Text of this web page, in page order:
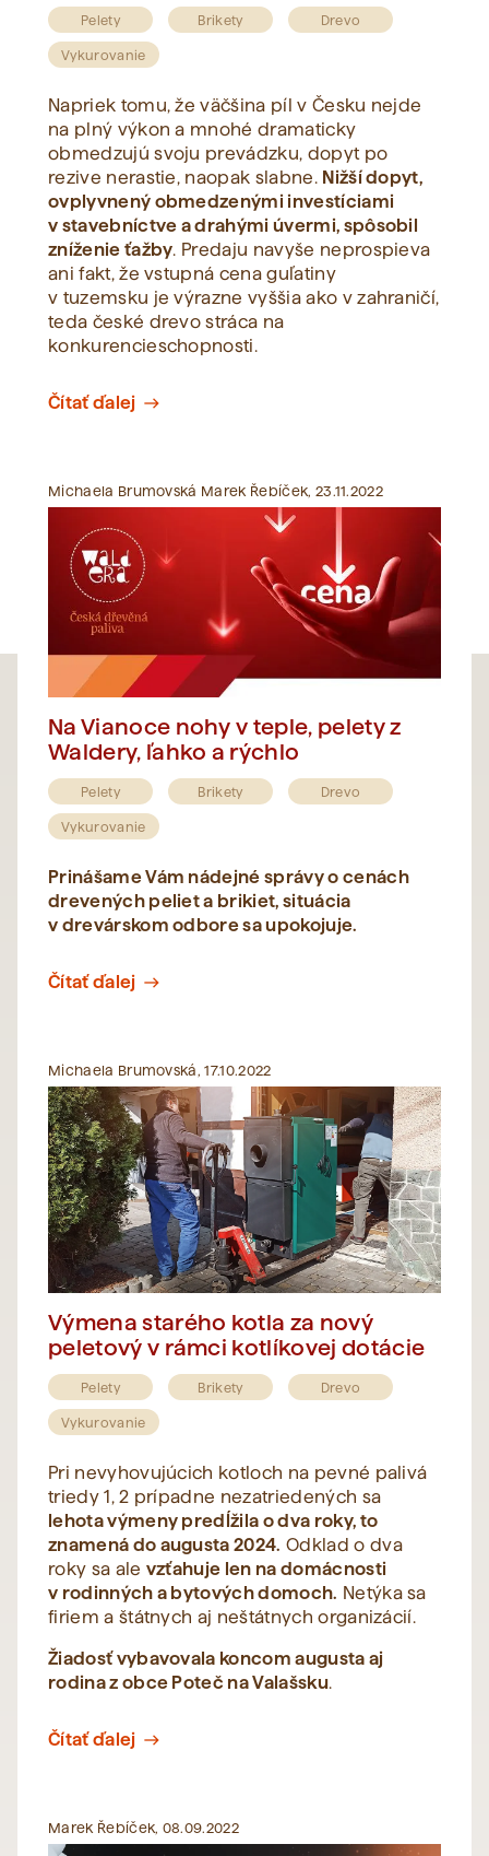
Pelety Brikety Drevo
Vykurovanie
Napriek tomu, že väčšina píl v Česku nejde
na plný výkon a mnohé dramaticky
obmedzujú svoju prevádzku, dopyt po
rezive nerastie, naopak slabne. Nižší dopyt,
ovplyvnený obmedzenými investíciami
v stavebníctve a drahými úvermi, spôsobil
zníženie ťažby. Predaju navyše neprospieva
ani fakt, že vstupná cena guľatiny
v tuzemsku je výrazne vyššia ako v zahraničí,
teda české drevo stráca na
konkurencieschopnosti.
Čítať ďalej east
Michaela Brumovská Marek Řebíček, 23.11.2022
Na Vianoce nohy v teple, pelety z
Waldery, ľahko a rýchlo
Pelety Brikety Drevo
Vykurovanie
Prinášame Vám nádejné správy o cenách
drevených peliet a brikiet, situácia
v drevárskom odbore sa upokojuje.
Čítať ďalej east
Michaela Brumovská, 17.10.2022
Výmena starého kotla za nový
peletový v rámci kotlíkovej dotácie
Pelety Brikety Drevo
Vykurovanie
Pri nevyhovujúcich kotloch na pevné palivá
triedy 1, 2 prípadne nezatriedených sa
lehota výmeny predĺžila o dva roky, to
znamená do augusta 2024. Odklad o dva
roky sa ale vzťahuje len na domácnosti
v rodinných a bytových domoch. Netýka sa
firiem a štátnych aj neštátnych organizácií.
Žiadosť vybavovala koncom augusta aj
rodina z obce Poteč na Valašsku.
Čítať ďalej east
Marek Řebíček, 08.09.2022